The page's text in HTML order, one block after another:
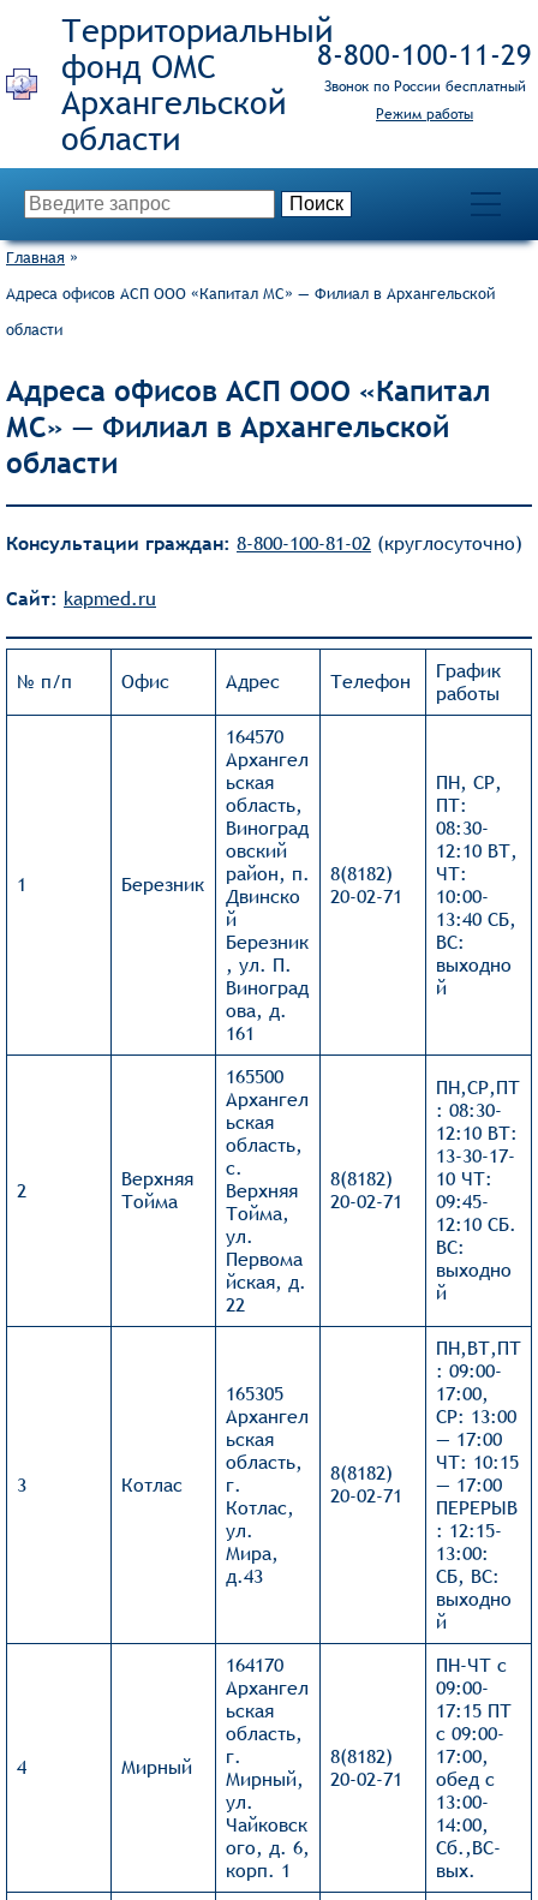
Территориальный
фонд ОМС
8‑800‑100‑11‑29
Звонок по России бесплатный
Режим работы
Главная »
Адреса офисов АСП ООО «Капитал МС» — Филиал в Архангельской
области
Адреса офисов АСП ООО «Капитал
МС» — Филиал в Архангельской
области
Консультации граждан: 8-800-100-81-02 (круглосуточно)
Сайт: kapmed.ru
№ п/п Офис Адрес Телефон
График
работы
1 Березник
164570
Архангел
ьская
область,
Виноград
овский
район, п.
Двинско
й
Березник
, ул. П.
Виноград
ова, д.
161
8(8182)
20-02-71
ПН, СР,
ПТ:
08:30-
12:10 ВТ,
ЧТ:
10:00-
13:40 СБ,
ВС:
выходно
й
2
Верхняя
Тойма
165500
Архангел
ьская
область,
с.
Верхняя
Тойма,
ул.
Первома
йская, д.
22
8(8182)
20-02-71
ПН,СР,ПТ
: 08:30-
12:10 ВТ:
13-30-17-
10 ЧТ:
09:45-
12:10 СБ.
ВС:
выходно
й
3 Котлас
165305
Архангел
ьская
область,
г.
Котлас,
ул.
Мира,
д.43
8(8182)
20-02-71
ПН,ВТ,ПТ
: 09:00-
17:00,
СР: 13:00
— 17:00
ЧТ: 10:15
— 17:00
ПЕРЕРЫВ
: 12:15-
13:00:
СБ, ВС:
выходно
й
4 Мирный
164170
Архангел
ьская
область,
г.
Мирный,
ул.
Чайковск
ого, д. 6,
корп. 1
8(8182)
20-02-71
ПН-ЧТ с
09:00-
17:15 ПТ
с 09:00-
17:00,
обед с
13:00-
14:00,
Сб.,ВС-
вых.